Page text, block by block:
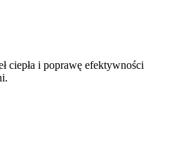
ciepła i poprawę efektywności